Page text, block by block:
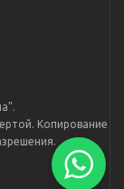
Копирование